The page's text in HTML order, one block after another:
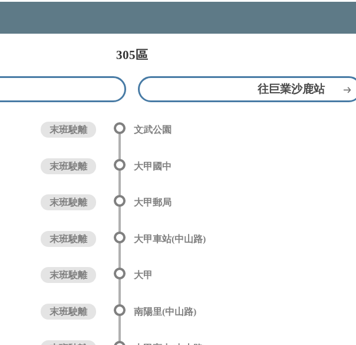
305區
往巨業沙鹿站
末班駛離 文武公園
末班駛離 大甲國中
末班駛離 大甲郵局
末班駛離 大甲車站(中山路)
末班駛離 大甲
末班駛離 南陽里(中山路)